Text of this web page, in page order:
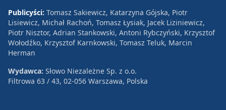
Publicyści: Tomasz Sakiewicz, Katarzyna Gójska, Piotr
Lisiewicz, Michał Rachoń, Tomasz Łysiak, Jacek Liziniewicz,
Piotr Nisztor, Adrian Stankowski, Antoni Rybczyński, Krzysztof
Wołodźko, Krzysztof Karnkowski, Tomasz Teluk, Marcin
Herman
Wydawca: Słowo Niezależne Sp. z o.o.
Filtrowa 63 / 43, 02-056 Warszawa, Polska